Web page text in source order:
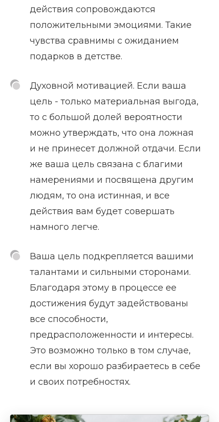
действия сопровождаются
положительными эмоциями. Такие
чувства сравнимы с ожиданием
подарков в детстве.
Духовной мотивацией. Если ваша
цель - только материальная выгода,
то с большой долей вероятности
можно утверждать, что она ложная
и не принесет должной отдачи. Если
же ваша цель связана с благими
намерениями и посвящена другим
людям, то она истинная, и все
действия вам будет совершать
намного легче.
Ваша цель подкрепляется вашими
талантами и сильными сторонами.
Благодаря этому в процессе ее
достижения будут задействованы
все способности,
предрасположенности и интересы.
Это возможно только в том случае,
если вы хорошо разбираетесь в себе
и своих потребностях.